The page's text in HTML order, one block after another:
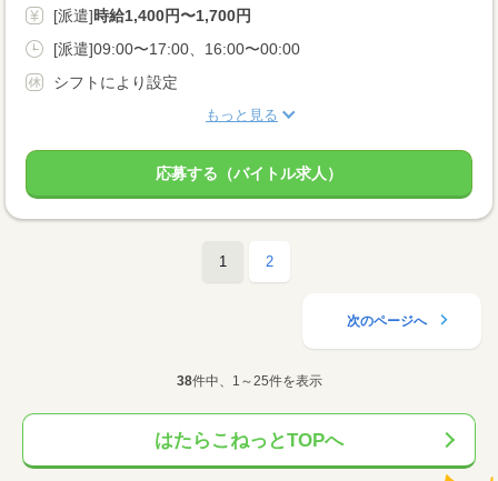
[派遣]時給1,400円〜1,700円
[派遣]09:00〜17:00、16:00〜00:00
シフトにより設定
もっと見る
応募する（バイトル求人）
1 2
次のページへ
38件中、1～25件を表示
はたらこねっとTOPへ